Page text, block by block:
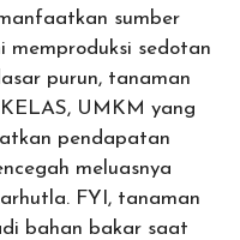
sumber
sedotan
purun, tanaman
UMKM yang
pendapatan
meluasnya
FYI, tanaman
bahan bakar saat